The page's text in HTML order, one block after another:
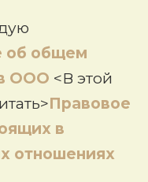
об общем
ООО <В этой
Правовое
в
отношениях